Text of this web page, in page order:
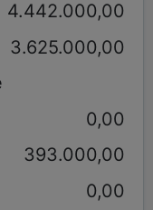
4.442.000,00
3.625.000,00
0,00
393.000,00
0,00